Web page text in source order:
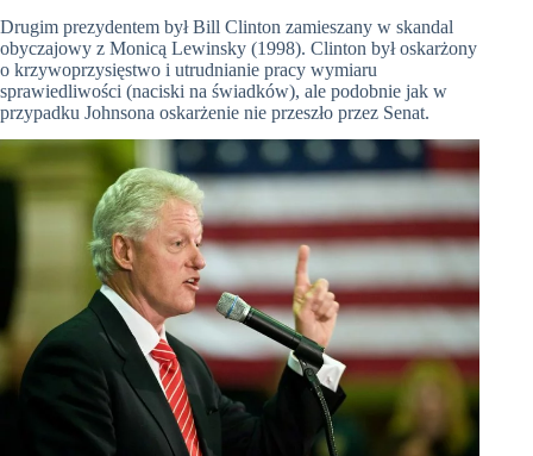
Drugim prezydentem był Bill Clinton zamieszany w skandal
obyczajowy z Monicą Lewinsky (1998). Clinton był oskarżony
o krzywoprzysięstwo i utrudnianie pracy wymiaru
sprawiedliwości (naciski na świadków), ale podobnie jak w
przypadku Johnsona oskarżenie nie przeszło przez Senat.